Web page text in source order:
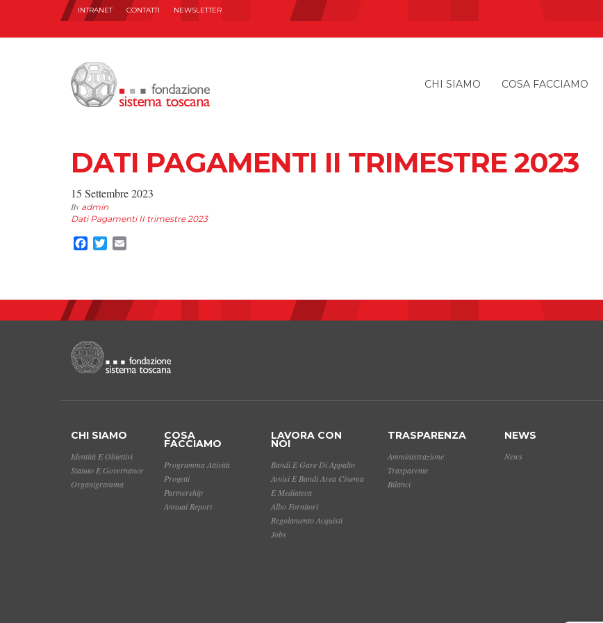
INTRANET CONTATTI NEWSLETTER
CHI SIAMO COSA FACCIAMO
DATI PAGAMENTI II TRIMESTRE 2023
15 Settembre 2023
By admin
Dati Pagamenti II trimestre 2023
Facebook
Twitter
CHI SIAMO
Identità E Obiettivi
Statuto E Governance
Organigramma
COSA
FACCIAMO
Programma Attività
Progetti
Partnership
Annual Report
LAVORA CON
NOI
Bandi E Gare Di Appalto
Avvisi E Bandi Area Cinema
E Mediateca
Albo Fornitori
Regolamento Acquisti
Jobs
TRASPARENZA
Amministrazione
Trasparente
Bilanci
NEWS
News